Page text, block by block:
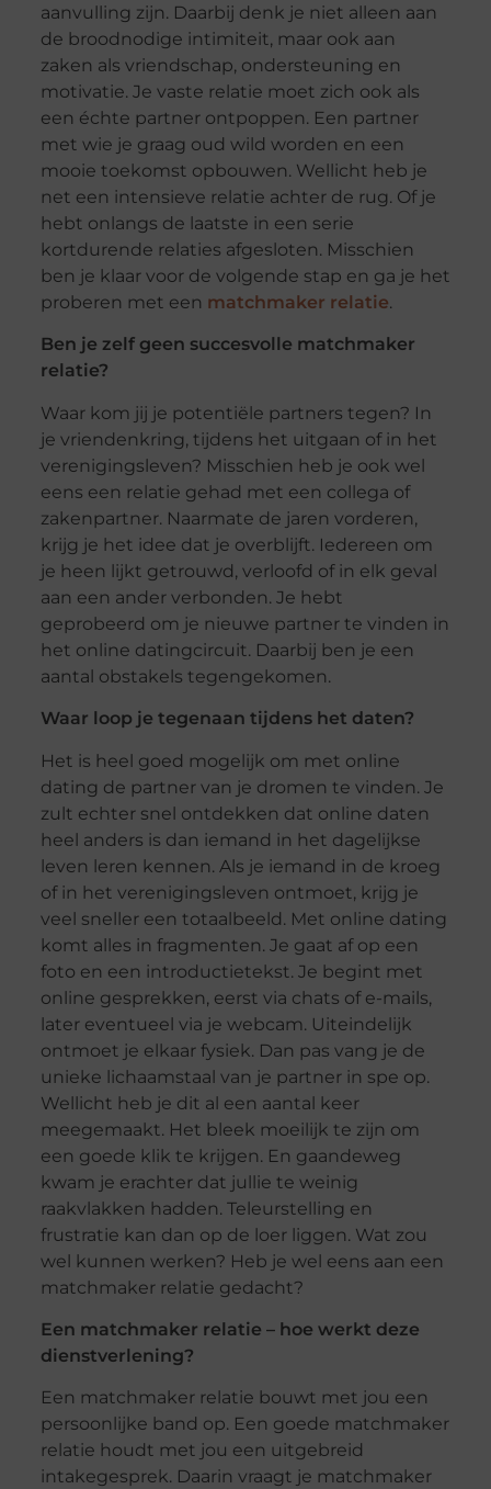
aanvulling zijn. Daarbij denk je niet alleen aan
de broodnodige intimiteit, maar ook aan
zaken als vriendschap, ondersteuning en
motivatie. Je vaste relatie moet zich ook als
een échte partner ontpoppen. Een partner
met wie je graag oud wild worden en een
mooie toekomst opbouwen. Wellicht heb je
net een intensieve relatie achter de rug. Of je
hebt onlangs de laatste in een serie
kortdurende relaties afgesloten. Misschien
ben je klaar voor de volgende stap en ga je het
proberen met een matchmaker relatie.
Ben je zelf geen succesvolle matchmaker
relatie?
Waar kom jij je potentiële partners tegen? In
je vriendenkring, tijdens het uitgaan of in het
verenigingsleven? Misschien heb je ook wel
eens een relatie gehad met een collega of
zakenpartner. Naarmate de jaren vorderen,
krijg je het idee dat je overblijft. Iedereen om
je heen lijkt getrouwd, verloofd of in elk geval
aan een ander verbonden. Je hebt
geprobeerd om je nieuwe partner te vinden in
het online datingcircuit. Daarbij ben je een
aantal obstakels tegengekomen.
Waar loop je tegenaan tijdens het daten?
Het is heel goed mogelijk om met online
dating de partner van je dromen te vinden. Je
zult echter snel ontdekken dat online daten
heel anders is dan iemand in het dagelijkse
leven leren kennen. Als je iemand in de kroeg
of in het verenigingsleven ontmoet, krijg je
veel sneller een totaalbeeld. Met online dating
komt alles in fragmenten. Je gaat af op een
foto en een introductietekst. Je begint met
online gesprekken, eerst via chats of e-mails,
later eventueel via je webcam. Uiteindelijk
ontmoet je elkaar fysiek. Dan pas vang je de
unieke lichaamstaal van je partner in spe op.
Wellicht heb je dit al een aantal keer
meegemaakt. Het bleek moeilijk te zijn om
een goede klik te krijgen. En gaandeweg
kwam je erachter dat jullie te weinig
raakvlakken hadden. Teleurstelling en
frustratie kan dan op de loer liggen. Wat zou
wel kunnen werken? Heb je wel eens aan een
matchmaker relatie gedacht?
Een matchmaker relatie – hoe werkt deze
dienstverlening?
Een matchmaker relatie bouwt met jou een
persoonlijke band op. Een goede matchmaker
relatie houdt met jou een uitgebreid
intakegesprek. Daarin vraagt je matchmaker